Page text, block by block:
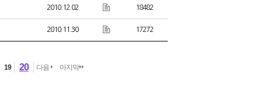
2010.12.02 18482
2010.11.30 17272
19 20 다음 마지막